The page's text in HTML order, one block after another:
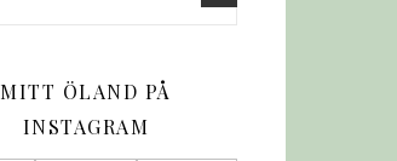
MITT ÖLAND PÅ
INSTAGRAM